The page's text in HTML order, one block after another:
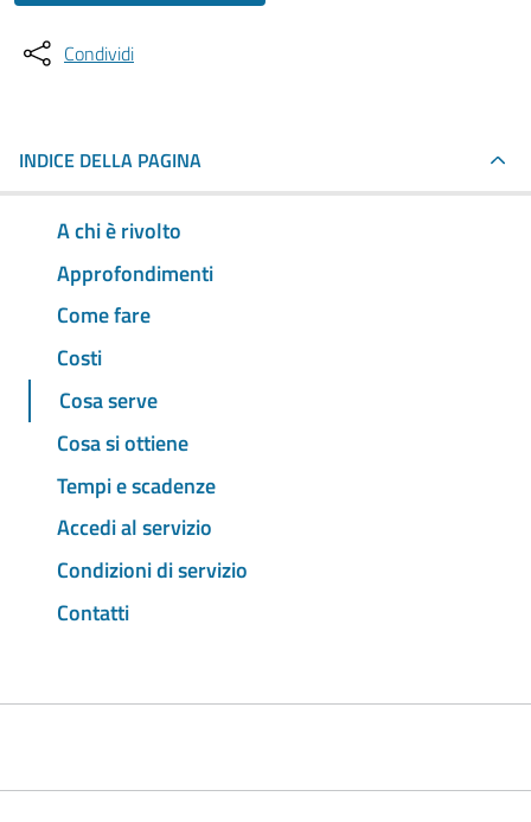
Condividi
INDICE DELLA PAGINA
A chi è rivolto
Approfondimenti
Come fare
Costi
Cosa serve
Cosa si ottiene
Tempi e scadenze
Accedi al servizio
Condizioni di servizio
Contatti